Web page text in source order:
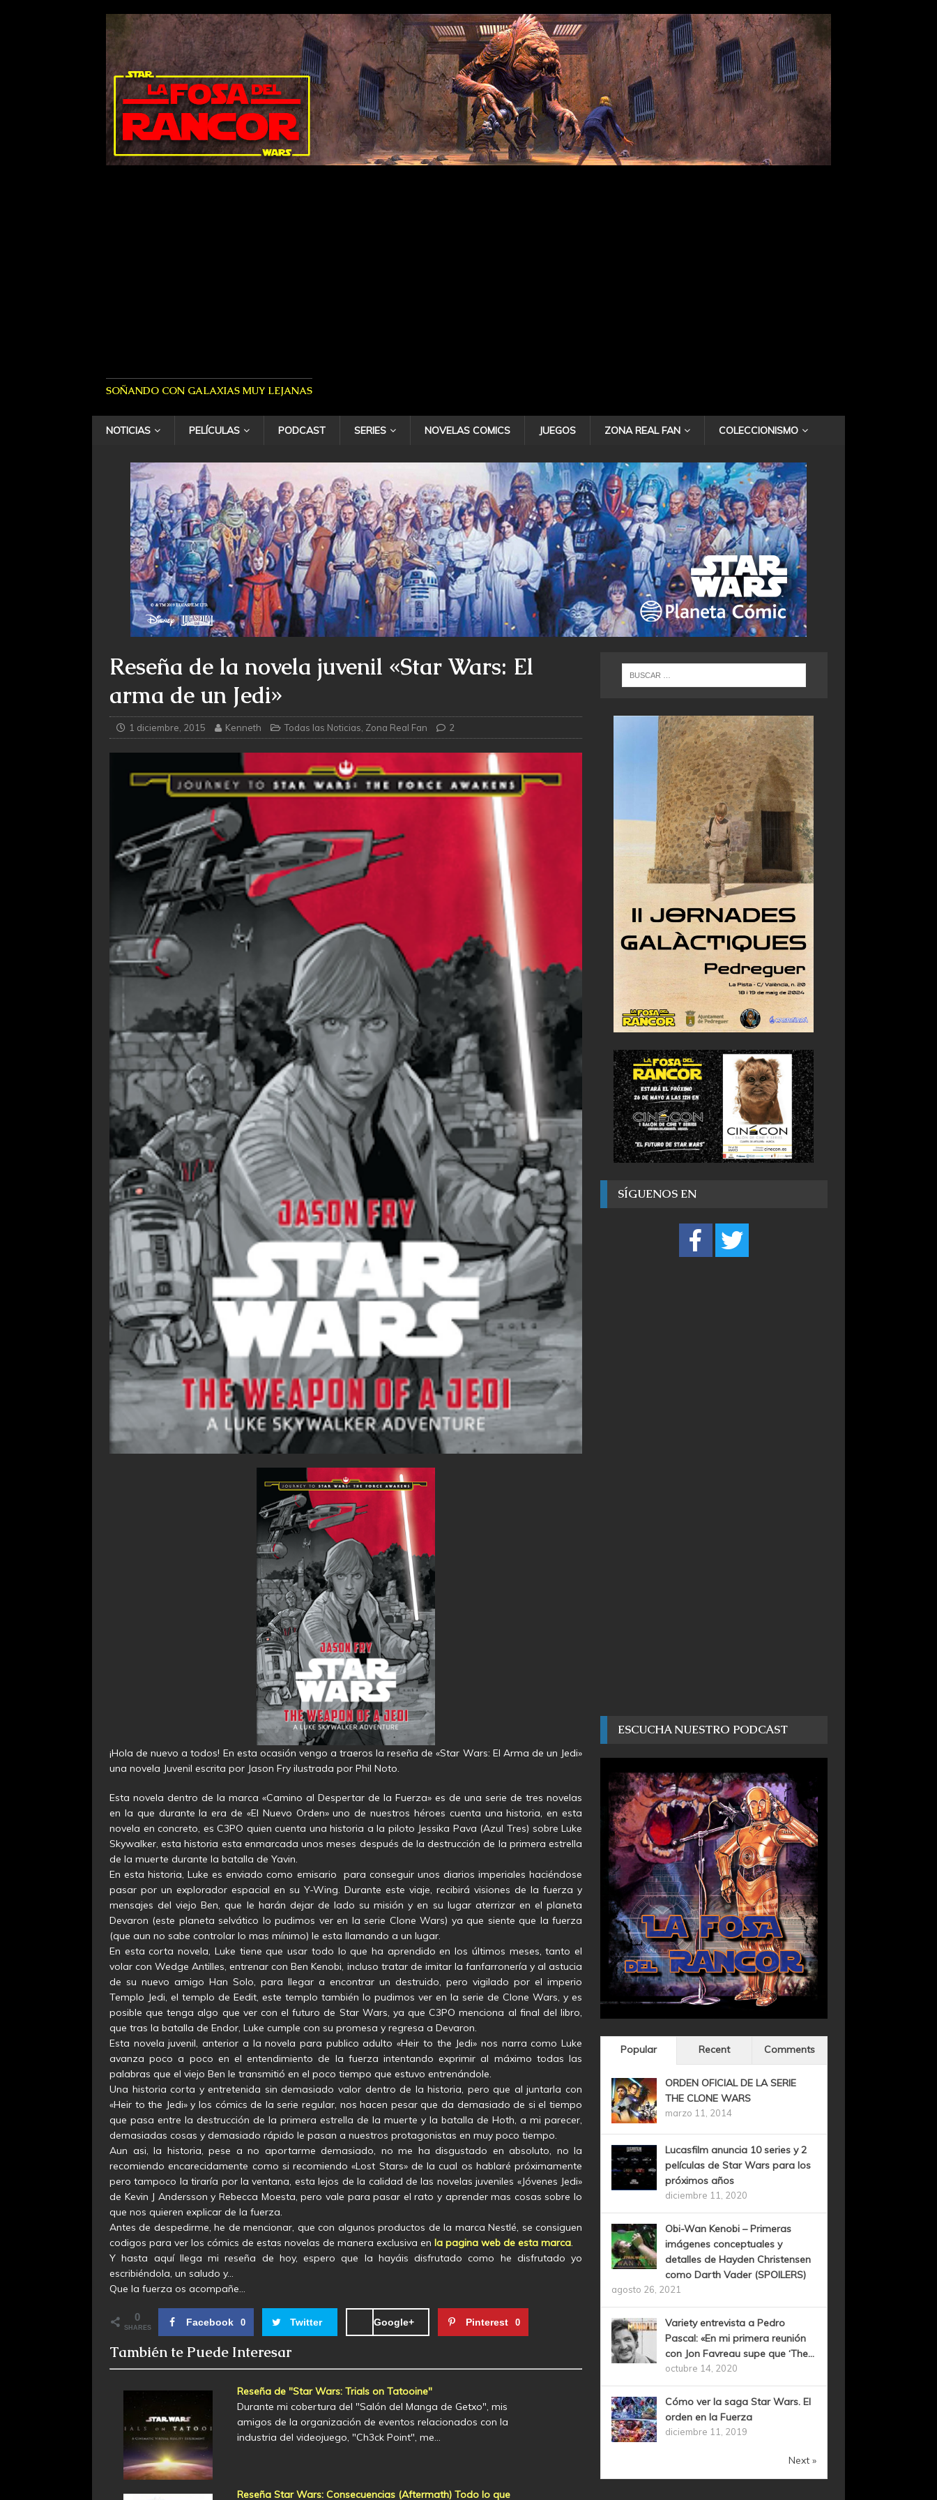
SOÑANDO CON GALAXIAS MUY LEJANAS
NOTICIAS PELÍCULAS PODCAST SERIES NOVELAS COMICS JUEGOS ZONA REAL FAN COLECCIONISMO
Reseña de la novela juvenil «Star Wars: El
arma de un Jedi»
1 diciembre, 2015 Kenneth Todas las Noticias Zona Real Fan 2
¡Hola de nuevo a todos! En esta ocasión vengo a traeros la reseña de «Star Wars: El Arma de un Jedi»
una novela Juvenil escrita por Jason Fry ilustrada por Phil Noto.
Esta novela dentro de la marca «Camino al Despertar de la Fuerza» es de una serie de tres novelas
en la que durante la era de «El Nuevo Orden» uno de nuestros héroes cuenta una historia, en esta
novela en concreto, es C3PO quien cuenta una historia a la piloto Jessika Pava (Azul Tres) sobre Luke
Skywalker, esta historia esta enmarcada unos meses después de la destrucción de la primera estrella
de la muerte durante la batalla de Yavin.
En esta historia, Luke es enviado como emisario para conseguir unos diarios imperiales haciéndose
pasar por un explorador espacial en su Y-Wing. Durante este viaje, recibirá visiones de la fuerza y
mensajes del viejo Ben, que le harán dejar de lado su misión y en su lugar aterrizar en el planeta
Devaron (este planeta selvático lo pudimos ver en la serie Clone Wars) ya que siente que la fuerza
(que aun no sabe controlar lo mas mínimo) le esta llamando a un lugar.
En esta corta novela, Luke tiene que usar todo lo que ha aprendido en los últimos meses, tanto el
volar con Wedge Antilles, entrenar con Ben Kenobi, incluso tratar de imitar la fanfarronería y al astucia
de su nuevo amigo Han Solo, para llegar a encontrar un destruido, pero vigilado por el imperio
Templo Jedi, el templo de Eedit, este templo también lo pudimos ver en la serie de Clone Wars, y es
posible que tenga algo que ver con el futuro de Star Wars, ya que C3PO menciona al final del libro,
que tras la batalla de Endor, Luke cumple con su promesa y regresa a Devaron.
Esta novela juvenil, anterior a la novela para publico adulto «Heir to the Jedi» nos narra como Luke
avanza poco a poco en el entendimiento de la fuerza intentando exprimir al máximo todas las
palabras que el viejo Ben le transmitió en el poco tiempo que estuvo entrenándole.
Una historia corta y entretenida sin demasiado valor dentro de la historia, pero que al juntarla con
«Heir to the Jedi» y los cómics de la serie regular, nos hacen pesar que da demasiado de si el tiempo
que pasa entre la destrucción de la primera estrella de la muerte y la batalla de Hoth, a mi parecer,
demasiadas cosas y demasiado rápido le pasan a nuestros protagonistas en muy poco tiempo.
Aun asi, la historia, pese a no aportarme demasiado, no me ha disgustado en absoluto, no la
recomiendo encarecidamente como si recomiendo «Lost Stars» de la cual os hablaré próximamente
pero tampoco la tiraría por la ventana, esta lejos de la calidad de las novelas juveniles «Jóvenes Jedi»
de Kevin J Andersson y Rebecca Moesta, pero vale para pasar el rato y aprender mas cosas sobre lo
que nos quieren explicar de la fuerza.
Antes de despedirme, he de mencionar, que con algunos productos de la marca Nestlé, se consiguen
codigos para ver los cómics de estas novelas de manera exclusiva en la pagina web de esta marca.
Y hasta aquí llega mi reseña de hoy, espero que la hayáis disfrutado como he disfrutado yo
escribiéndola, un saludo y…
Que la fuerza os acompañe…
0
SHARES Facebook 0 Twitter Google+ Pinterest 0
También te Puede Interesar
Reseña de "Star Wars: Trials on Tatooine"
Durante mi cobertura del "Salón del Manga de Getxo", mis
amigos de la organización de eventos relacionados con la
industria del videojuego, "Ch3ck Point", me…
Reseña Star Wars: Consecuencias (Aftermath) Todo lo que
SÍGUENOS EN
ESCUCHA NUESTRO PODCAST
Popular Recent Comments
ORDEN OFICIAL DE LA SERIE
THE CLONE WARS
marzo 11, 2014
Lucasfilm anuncia 10 series y 2
películas de Star Wars para los
próximos años
diciembre 11, 2020
Obi-Wan Kenobi – Primeras
imágenes conceptuales y
detalles de Hayden Christensen
como Darth Vader (SPOILERS)
agosto 26, 2021
Variety entrevista a Pedro
Pascal: «En mi primera reunión
con Jon Favreau supe que ‘The...
octubre 14, 2020
Cómo ver la saga Star Wars. El
orden en la Fuerza
diciembre 11, 2019
Next »